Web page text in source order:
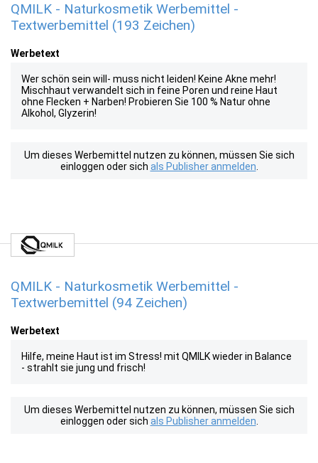
QMILK - Naturkosmetik Werbemittel -
Textwerbemittel (193 Zeichen)
Werbetext
Wer schön sein will- muss nicht leiden! Keine Akne mehr!
Mischhaut verwandelt sich in feine Poren und reine Haut
ohne Flecken + Narben! Probieren Sie 100 % Natur ohne
Alkohol, Glyzerin!
Um dieses Werbemittel nutzen zu können, müssen Sie sich
einloggen oder sich als Publisher anmelden
QMILK - Naturkosmetik Werbemittel -
Textwerbemittel (94 Zeichen)
Werbetext
Hilfe, meine Haut ist im Stress! mit QMILK wieder in Balance
- strahlt sie jung und frisch!
Um dieses Werbemittel nutzen zu können, müssen Sie sich
einloggen oder sich als Publisher anmelden